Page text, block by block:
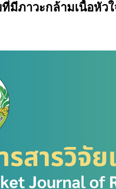
มีภาวะกล้ามเนื้อหัว